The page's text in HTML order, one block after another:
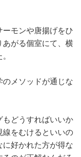
モンや唐揚げをひ
あがる個室にて、横
メソッドが通じな
どうすればいいか
線をむけるといいの
好かれた方が得な